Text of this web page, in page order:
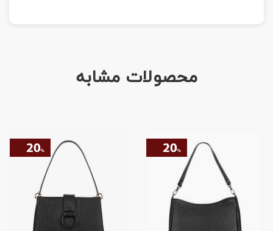
محصولات مشابه